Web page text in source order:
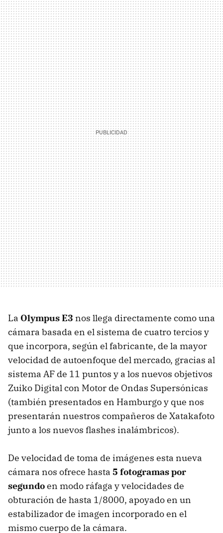
La Olympus E3 nos llega directamente como una
cámara basada en el sistema de cuatro tercios y
que incorpora, según el fabricante, de la mayor
velocidad de autoenfoque del mercado, gracias al
sistema AF de 11 puntos y a los nuevos objetivos
Zuiko Digital con Motor de Ondas Supersónicas
(también presentados en Hamburgo y que nos
presentarán nuestros compañeros de Xatakafoto
junto a los nuevos flashes inalámbricos).
De velocidad de toma de imágenes esta nueva
cámara nos ofrece hasta 5 fotogramas por
segundoen modo ráfaga y velocidades de
obturación de hasta 1/8000, apoyado en un
estabilizador de imagen incorporado en el
mismo cuerpo de la cámara.